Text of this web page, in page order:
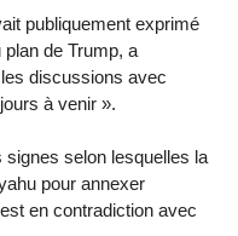
publiquement exprimé
de Trump, a
discussions avec
à venir ».
signes selon lesquelles la
pour annexer
en contradiction avec